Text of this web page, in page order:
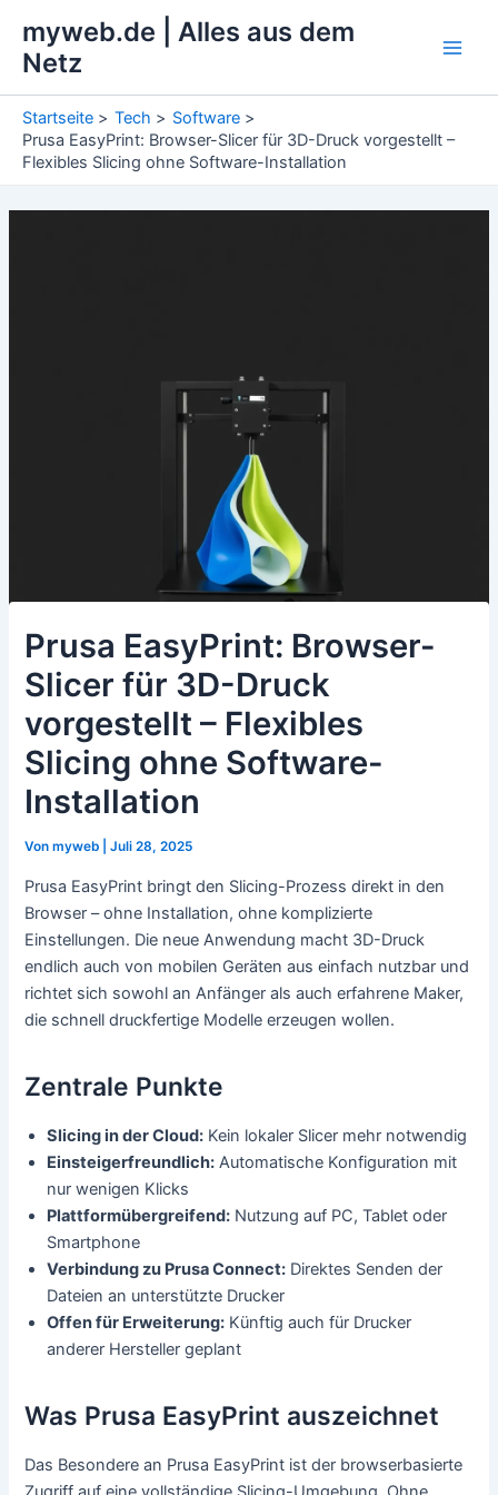
Inhalt
springen
myweb.de | Alles aus dem
Netz
Startseite Tech
Software
Prusa EasyPrint: Browser-Slicer für 3D-Druck vorgestellt –
Flexibles Slicing ohne Software-Installation
Prusa EasyPrint: Browser-
Slicer für 3D-Druck
vorgestellt – Flexibles
Slicing ohne Software-
Installation
Vonmyweb |Juli 28, 2025
Prusa EasyPrint bringt den Slicing-Prozess direkt in den
Browser – ohne Installation, ohne komplizierte
Einstellungen. Die neue Anwendung macht 3D-Druck
endlich auch von mobilen Geräten aus einfach nutzbar und
richtet sich sowohl an Anfänger als auch erfahrene Maker,
die schnell druckfertige Modelle erzeugen wollen.
Zentrale Punkte
Slicing in der Cloud: Kein lokaler Slicer mehr notwendig
Einsteigerfreundlich: Automatische Konfiguration mit
nur wenigen Klicks
Plattformübergreifend: Nutzung auf PC, Tablet oder
Smartphone
Verbindung zu Prusa Connect: Direktes Senden der
Dateien an unterstützte Drucker
Offen für Erweiterung: Künftig auch für Drucker
anderer Hersteller geplant
Was Prusa EasyPrint auszeichnet
Das Besondere an Prusa EasyPrint ist der browserbasierte